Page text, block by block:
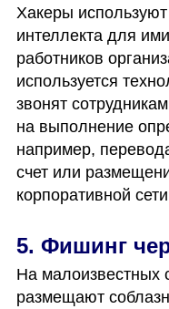
Хакеры
интеллекта для
работников
используется
звонят
на выполнение
например,
счет или
корпоративной
5. Фишинг
На малоизвестных
размещают